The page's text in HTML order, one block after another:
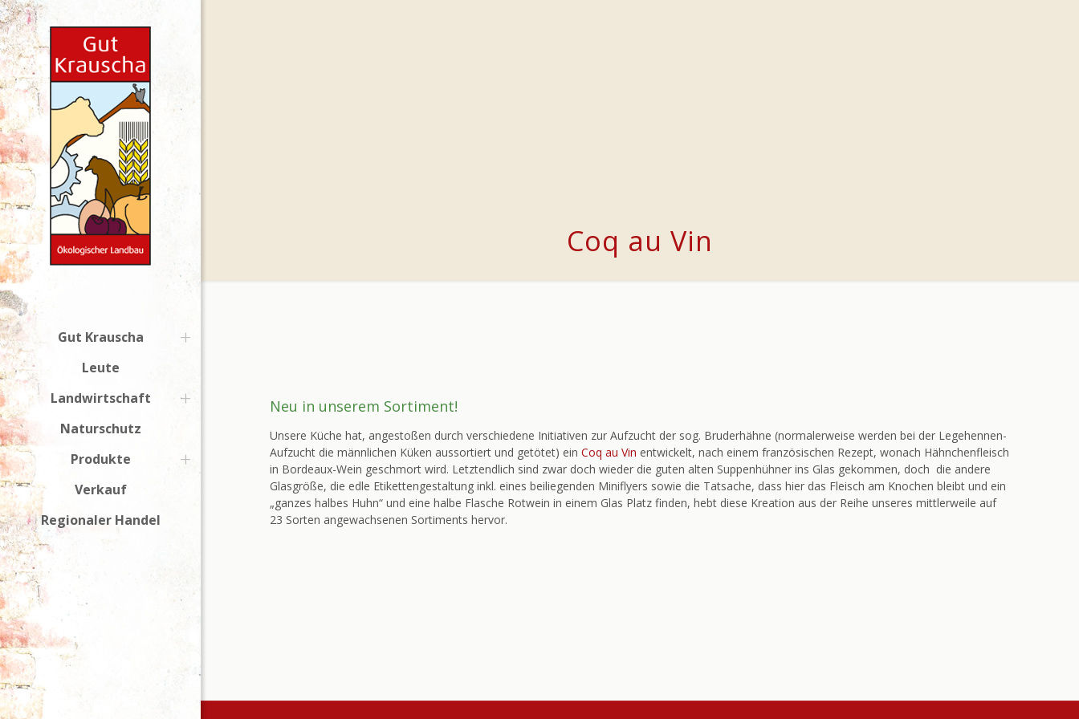
Gut Krauscha
Leute
Landwirtschaft
Naturschutz
Produkte
Verkauf
Regionaler Handel
Coq au Vin
Neu in unserem Sortiment!
Unsere Küche hat, angestoßen durch verschiedene Initiativen zur Aufzucht der sog. Bruderhähne (normalerweise werden bei der Legehennen-
Aufzucht die männlichen Küken aussortiert und getötet) einCoq au Vin entwickelt, nach einem französischen Rezept, wonach Hähnchenfleisch
in Bordeaux-Wein geschmort wird. Letztendlich sind zwar doch wieder die guten alten Suppenhühner ins Glas gekommen, doch die andere
Glasgröße, die edle Etikettengestaltung inkl. eines beiliegenden Miniflyers sowie die Tatsache, dass hier das Fleisch am Knochen bleibt und ein
„ganzes halbes Huhn“ und eine halbe Flasche Rotwein in einem Glas Platz finden, hebt diese Kreation aus der Reihe unseres mittlerweile auf
23 Sorten angewachsenen Sortiments hervor.